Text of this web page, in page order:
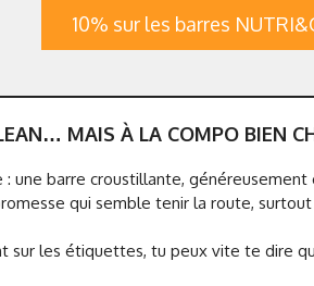
10% sur les barres
MAIS À LA COMPO BIEN
: une barre croustillante,
qui semble tenir la route,
sur les étiquettes, tu peux vite te dire